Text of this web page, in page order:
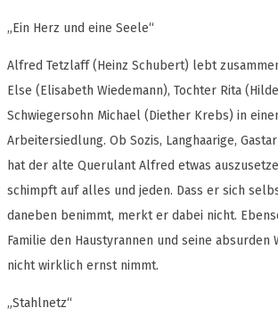
„Ein Herz und eine Seele“
Alfred Tetzlaff (Heinz Schubert) lebt
Else (Elisabeth Wiedemann), Tochter Rita
Schwiegersohn Michael (Diether Krebs) in
Arbeitersiedlung. Ob Sozis, Langhaarige,
hat der alte Querulant Alfred etwas
schimpft auf alles und jeden. Dass er sich
daneben benimmt, merkt er dabei nicht.
Familie den Haustyrannen und seine
nicht wirklich ernst nimmt.
„Stahlnetz“